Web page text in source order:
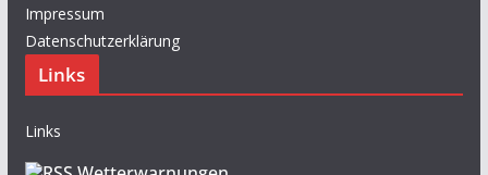
Impressum
Datenschutzerklärung
Links
Links